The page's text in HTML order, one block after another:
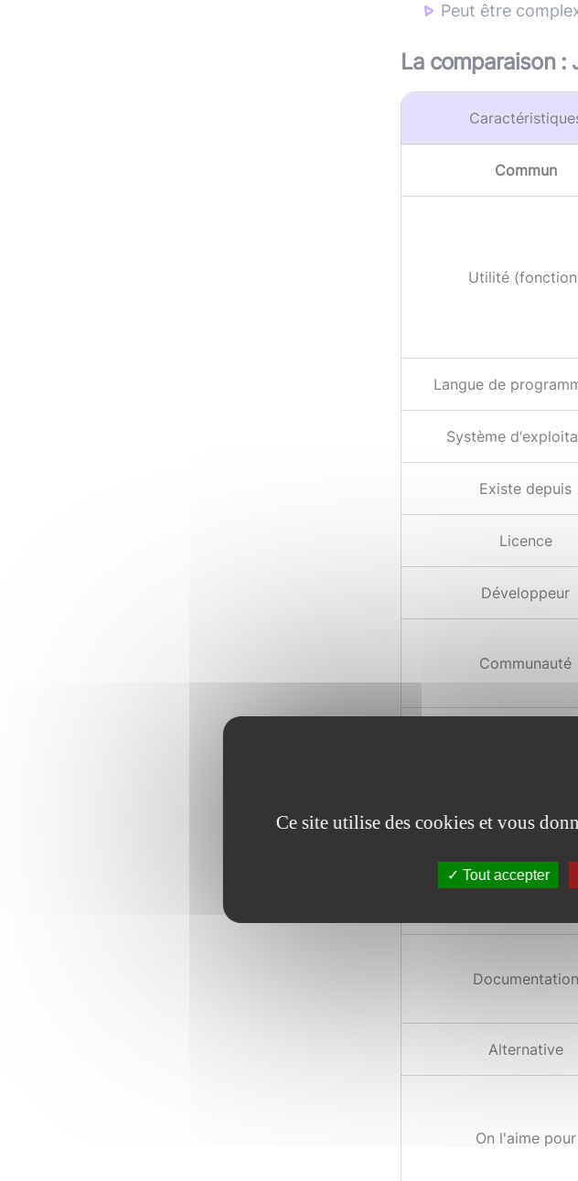
Peut être
La comparaison :
Commun
Utilité
Langue de
Système
Existe depuis
Licence
Développeur
Communauté
Documentation
Alternative
On l'aime pour
Ce site utilise des cookies et vous
Tout accepter